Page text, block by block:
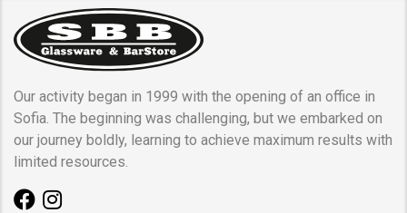
Our activity began in 1999 with the opening of an office in
Sofia. The beginning was challenging, but we embarked on
our journey boldly, learning to achieve maximum results with
limited resources.